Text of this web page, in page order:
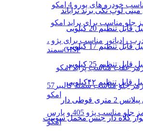
خودرو های یورو 4 امکو
جلو مناسب برای پراید امکو
رادیاتور مناسب برای پژو ،
سمندGISP
عقب مناسب پراید امکو
لنت ترمز جلو مناسب سمند کالیبر57
امکو
لنت ترمز جلو مناسب پژو 405 و پارس
امکو
لوپ تکی برند تراباند
قابل تنظیم 20 کیلویی
قابل تنظیم 17 کیلویی
قابل تنظیم 25 کیلویی
قابل تنظیم ۴۲کیلویی
2 متری قوطی دار
کلاه دار جنس مخمل سوییت